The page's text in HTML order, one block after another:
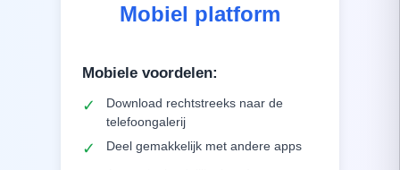
Mobiel platform
Mobiele voordelen:
✓
Download rechtstreeks naar de
telefoongalerij
✓ Deel gemakkelijk met andere apps